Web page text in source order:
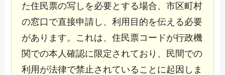
た住民票の写しを必要とする場合、市区町村
の窓口で直接申請し、利用目的を伝える必要
があります。これは、住民票コードが行政機
関での本人確認に限定されており、民間での
利用が法律で禁止されていることに起因しま